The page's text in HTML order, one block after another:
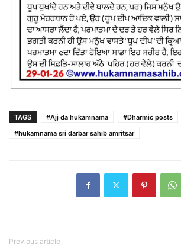
TAGS #Ajj da hukamnama #Dharmic posts
#hukamnama sri darbar sahib amritsar
Previous article